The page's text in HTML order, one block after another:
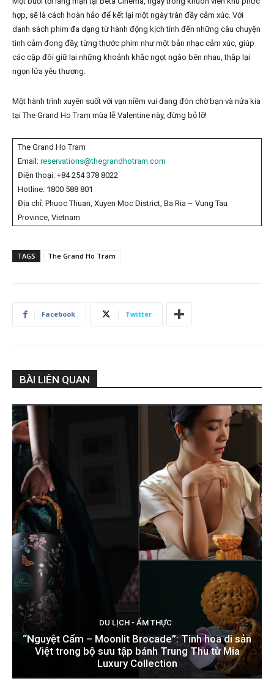
hợp, sẽ là cách hoàn hảo để kết lại một ngày tràn đầy cảm xúc. Với
danh sách phim đa dạng từ hành động kịch tính đến những câu chuyện
tình cảm đong đầy, từng thước phim như một bản nhạc cảm xúc, giúp
các cặp đôi giữ lại những khoảnh khắc ngọt ngào bên nhau, thắp lại
ngọn lửa yêu thương.
Một hành trình xuyên suốt với vạn niềm vui đang đón chờ bạn và nửa kia
tại The Grand Ho Tram mùa lễ Valentine này, đừng bỏ lỡ!
The Grand Ho Tram
Email: reservations@thegrandhotram.com
Điện thoại: +84 254 378 8022
Hotline: 1800 588 801
Địa chỉ: Phuoc Thuan, Xuyen Moc District, Ba Ria – Vung Tau
Province, Vietnam
TAGS The Grand Ho Tram
Facebook Twitter
BÀI LIÊN QUAN
DU LỊCH - ẨM THỰC
“Nguyệt Cẩm – Moonlit Brocade”: Tinh hoa di sản
Việt trong bộ sưu tập bánh Trung Thu từ Mia
Luxury Collection